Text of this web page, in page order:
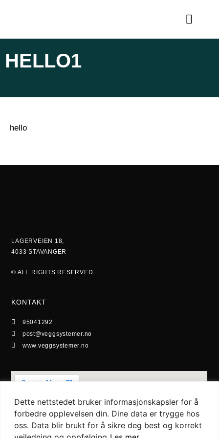
Dette nettstedet bruker informasjonskapsler for å
forbedre opplevelsen din. Dine data er trygge hos
oss. Data blir brukt for å sikre deg best og korrekt
HELLO1
hello
LAGERVEIEN 18,
4033 STAVANGER
© ALL RIGHTS RESERVED
KONTAKT
95041292
post@veggsystemer.no
www.veggsystemer.no